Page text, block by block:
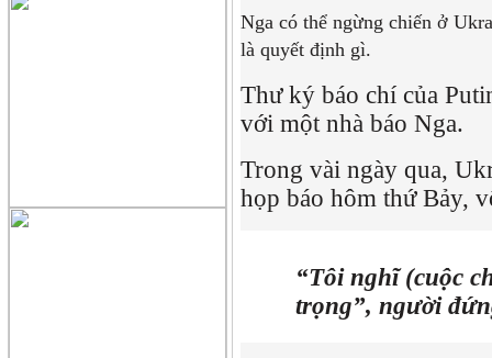
Nga có thể ngừng chiến ở
là quyết định gì.
Thư ký báo chí của
với một nhà báo Nga.
Trong vài ngày qua,
họp báo hôm thứ Bảy,
“Tôi nghĩ (cuộc
trọng”, người